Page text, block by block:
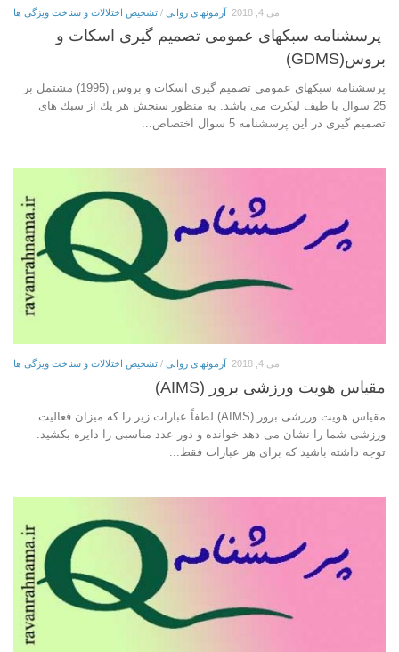
آزمونهای روانی / تشخیص اختلالات و شناخت ویژگی ها می 4, 2018
پرسشنامه سبكهای عمومی تصمیم گیری اسكات و
بروس(GDMS)
پرسشنامه سبكهای عمومی تصمیم گیری اسكات و بروس (1995) مشتمل بر
25 سوال با طیف لیکرت می باشد. به منظور سنجش هر یك از سبك های
تصمیم گیری در این پرسشنامه 5 سوال اختصاص...
آزمونهای روانی / تشخیص اختلالات و شناخت ویژگی ها می 4, 2018
مقیاس هویت ورزشی برور (AIMS)
مقیاس هویت ورزشی برور (AIMS) لطفاً عبارات زیر را که میزان فعالیت
ورزشی شما را نشان می دهد خوانده و دور عدد مناسبی را دایره بکشید.
توجه داشته باشید که برای هر عبارات فقط...